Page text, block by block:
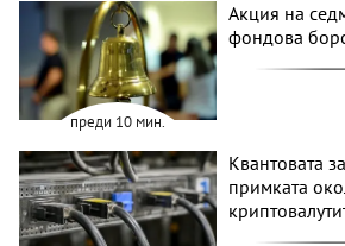
преди 10 мин.
Акция на
фондова
Квантовата
примката